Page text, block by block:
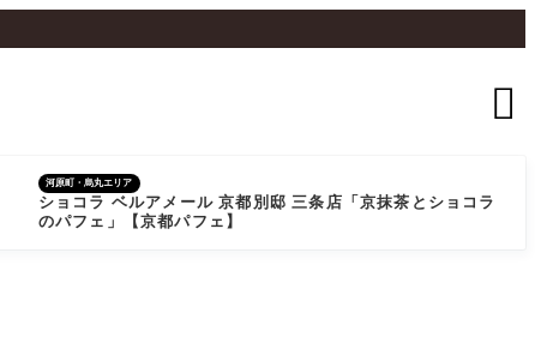

河原町・烏丸エリア
ショコラ ベルアメール 京都別邸 三条店「京抹茶とショコラ
のパフェ」【京都パフェ】